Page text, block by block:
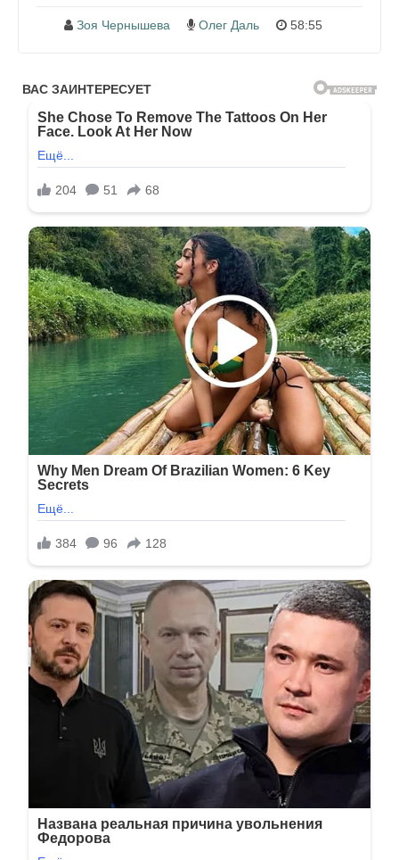
Зоя Чернышева Олег Даль 58:55